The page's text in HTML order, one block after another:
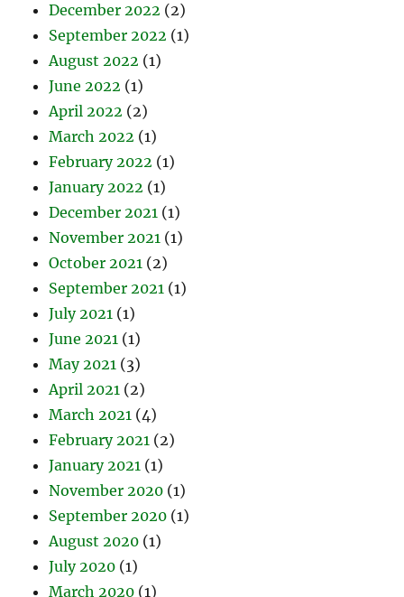
December 2022 (2)
September 2022 (1)
August 2022 (1)
June 2022 (1)
April 2022 (2)
March 2022 (1)
February 2022 (1)
January 2022 (1)
December 2021 (1)
November 2021 (1)
October 2021 (2)
September 2021 (1)
July 2021 (1)
June 2021 (1)
May 2021 (3)
April 2021 (2)
March 2021 (4)
February 2021 (2)
January 2021 (1)
November 2020 (1)
September 2020 (1)
August 2020 (1)
July 2020 (1)
March 2020 (1)